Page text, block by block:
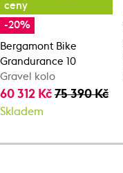
ceny
-20%
Bergamont Bike
Grandurance 10
Gravel kolo
60 312 Kč 75 390 Kč
Skladem